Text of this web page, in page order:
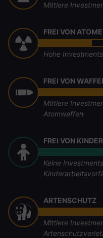
Mittlere
FREI VON
Hohe
FREI VON
Mittlere
Atomwaffen
FREI VON
Keine
ARTENSCHUTZ
Mittlere